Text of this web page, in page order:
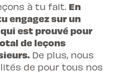
à tu fait. En
engagez sur un
est prouvé pour
de leçons
De plus, nous
de pour tous nos